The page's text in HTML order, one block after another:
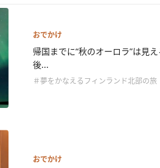
おでかけ
帰国までに“秋のオーロラ”は見
後...
＃夢をかなえるフィンランド北部の旅
おでかけ